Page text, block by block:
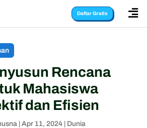
Daftar Gratis 
Rencana
Mahasiswa
dan Efisien
| Apr 11, 2024| Dunia